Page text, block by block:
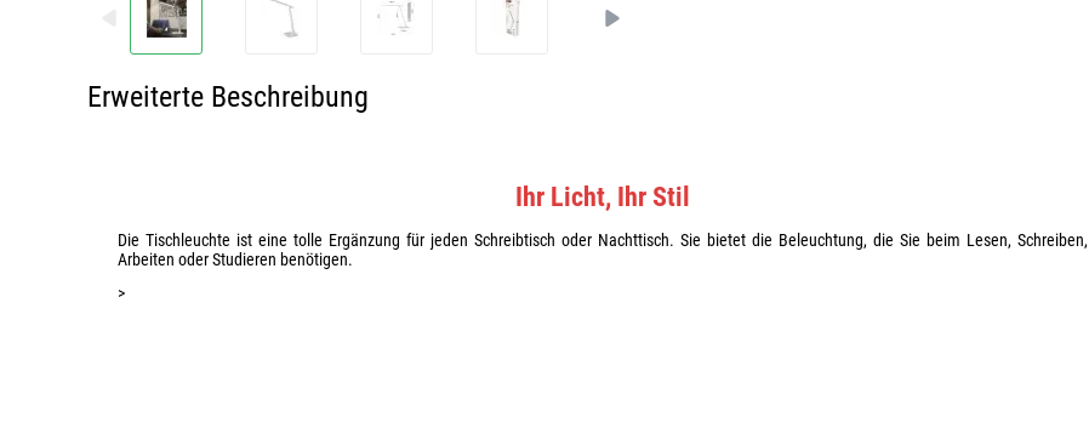
Erweiterte Beschreibung
Ihr Licht, Ihr Stil
Die Tischleuchte ist eine tolle Ergänzung für jeden Schreibtisch oder Nachttisch. Sie bietet die Beleuchtung, die Sie beim Lesen, Schreiben,
Arbeiten oder Studieren benötigen.
>